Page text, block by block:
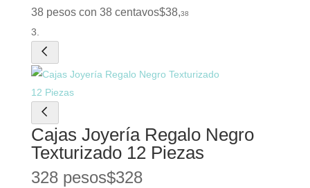
38 pesos con 38 centavos$38,38
Cajas Joyería Regalo Negro
Texturizado 12 Piezas
328 pesos$328